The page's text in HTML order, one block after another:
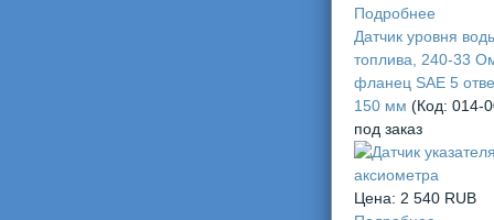
Подробнее
Датчик уровня
топлива, 240-33
фланец SAE 5
150 мм (Код: 014-
под заказ
Цена: 2 540 RUB